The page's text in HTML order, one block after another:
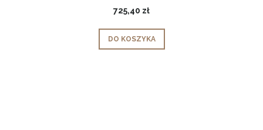
725,40 zł
DO KOSZYKA